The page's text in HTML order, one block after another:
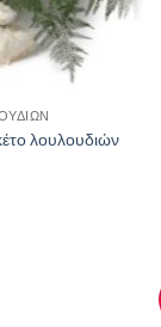
λουλουδιών